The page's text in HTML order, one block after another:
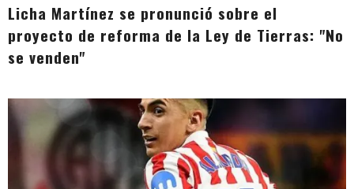
Licha Martínez se pronunció sobre el
proyecto de reforma de la Ley de Tierras: "No
se venden"